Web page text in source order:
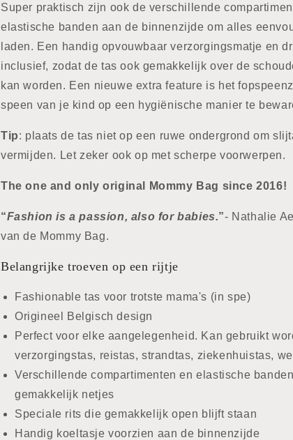
Super praktisch zijn ook de verschillende
elastische banden aan de binnenzijde om alles
laden. Een handig opvouwbaar verzorgingsmatje en
inclusief, zodat de tas ook gemakkelijk over de
kan worden. Een nieuwe extra feature is het
speen van je kind op een hygiënische manier te
Tip: plaats de tas niet op een ruwe ondergrond om
vermijden. Let zeker ook op met scherpe voorwerpen.
The one and only original Mommy Bag since 2016!
“Fashion is a passion, also for babies.”- Nathalie
van de Mommy Bag.
Belangrijke troeven op een rijtje
Fashionable tas voor trotste mama's (in spe)
Origineel Belgisch design
Perfect voor elke aangelegenheid. Kan gebruikt
verzorgingstas, reistas, strandtas, ziekenhuistas,
Verschillende compartimenten en elastische
gemakkelijk netjes
Speciale rits die gemakkelijk open blijft staan
Handig koeltasje voorzien aan de binnenzijde